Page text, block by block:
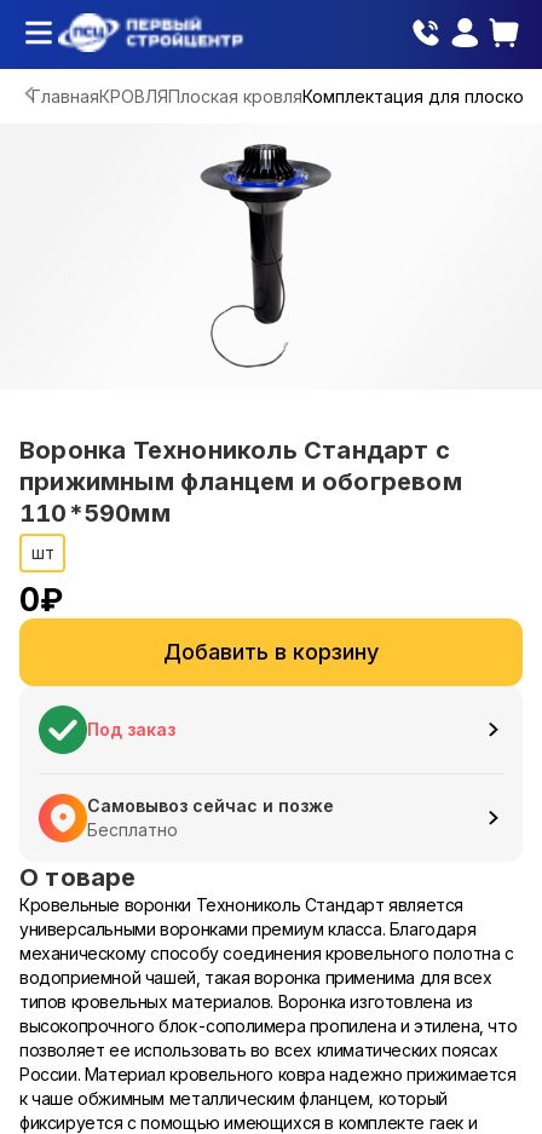
ГлавнаяКРОВЛЯПлоская кровляКомплектация для плоской
Воронка Технониколь Стандарт с
прижимным фланцем и обогревом
110*590мм
шт
0₽
Добавить в корзину
Под заказ
Самовывоз сейчас и позже
Бесплатно
О товаре
Кровельные воронки Технониколь Стандарт является
универсальными воронками премиум класса. Благодаря
механическому способу соединения кровельного полотна с
водоприемной чашей, такая воронка применима для всех
типов кровельных материалов. Воронка изготовлена из
высокопрочного блок-сополимера пропилена и этилена, что
позволяет ее использовать во всех климатических поясах
России. Материал кровельного ковра надежно прижимается
к чаше обжимным металлическим фланцем, который
фиксируется с помощью имеющихся в комплекте гаек и